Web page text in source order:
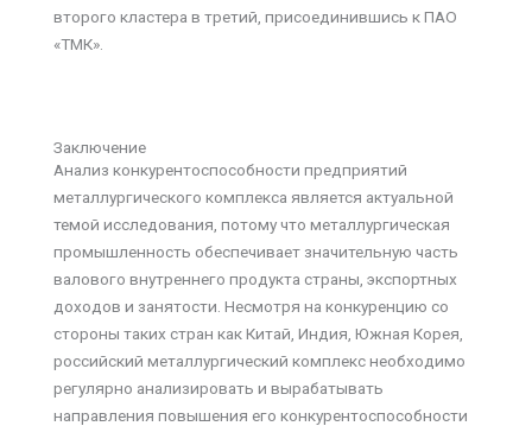
второго кластера в третий, присоединившись к ПАО
«ТМК».
Заключение
Анализ конкурентоспособности предприятий
металлургического комплекса является актуальной
темой исследования, потому что металлургическая
промышленность обеспечивает значительную часть
валового внутреннего продукта страны, экспортных
доходов и занятости. Несмотря на конкуренцию со
стороны таких стран как Китай, Индия, Южная Корея,
российский металлургический комплекс необходимо
регулярно анализировать и вырабатывать
направления повышения его конкурентоспособности